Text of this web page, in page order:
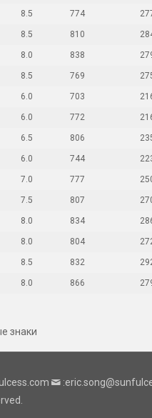
8.5 774
8.5 810
8.0 838
8.5 769
6.0 703
6.0 772
6.5 806
6.0 744
7.0 777
7.5 807
8.0 834
8.0 804
8.5 832
8.0 866
знаки